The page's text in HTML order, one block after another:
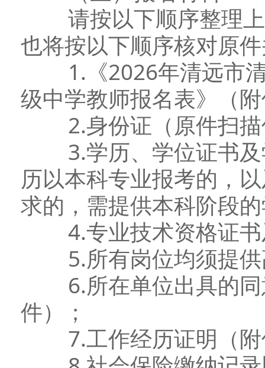
请按以下顺序整理上
也将按以下顺序核对原
1.《2026年清远市清
级中学教师报名表》（
2.身份证（原件扫描
3.学历、学位证书及
历以本科专业报考的，
求的，需提供本科阶段
4.专业技术资格证书
5.所有岗位均须提供
6.所在单位出具的同
件）；
7.工作经历证明（附